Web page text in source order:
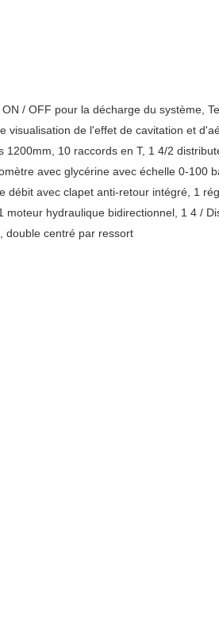
/ OFF pour la décharge du système,
de l'effet de cavitation et
10 raccords en T, 1 4/2
avec glycérine avec échelle 0-100
avec clapet anti-retour intégré, 1
hydraulique bidirectionnel, 1 4 /
double centré par ressort